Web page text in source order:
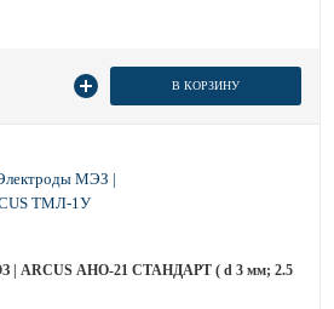
В КОРЗИНУ
| ARCUS АНО-21 СТАНДАРТ ( d 3 мм; 2.5